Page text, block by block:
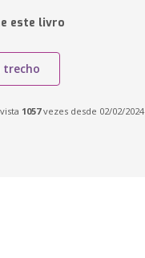
este livro
trecho
1057vezes desde 02/02/2024